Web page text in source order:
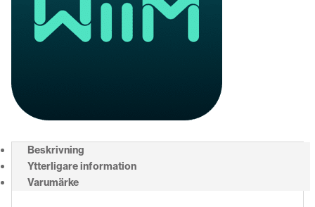
Beskrivning
Ytterligare information
Varumärke